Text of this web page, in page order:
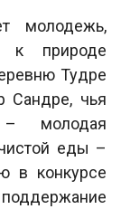
молодежь,
к природе
Тудре
Сандре, чья
молодая
еды –
в конкурсе